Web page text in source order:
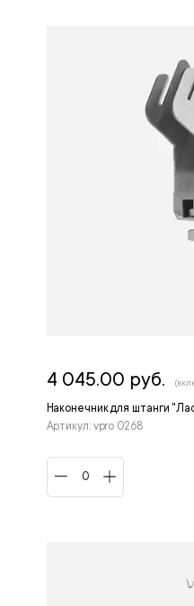
Наконечник для штанги
Артикул: vpro 0268
4 045.00 руб.